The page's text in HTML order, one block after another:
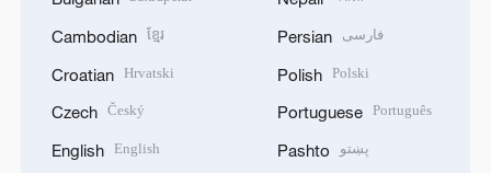
Cambodian ខ្មែរ
Croatian Hrvatski
Czech Český
English English
Persian فارسی
Polish Polski
Portuguese Português
Pashto پښتو